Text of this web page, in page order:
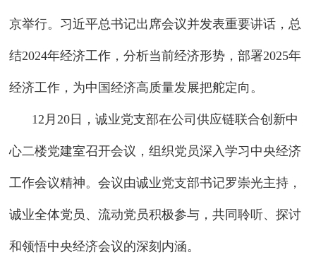
京举行。习近平总书记出席会议并发表重要讲话，总
结2024年经济工作，分析当前经济形势，部署2025年
经济工作，为中国经济高质量发展把舵定向。
12月20日，诚业党支部在公司供应链联合创新中
心二楼党建室召开会议，组织党员深入学习中央经济
工作会议精神。会议由诚业党支部书记罗崇光主持，
诚业全体党员、流动党员积极参与，共同聆听、探讨
和领悟中央经济会议的深刻内涵。